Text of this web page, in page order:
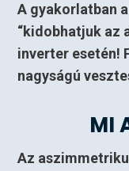
A gyakorlatban
“kidobhatjuk az
inverter esetén!
nagyságú
MI
Az